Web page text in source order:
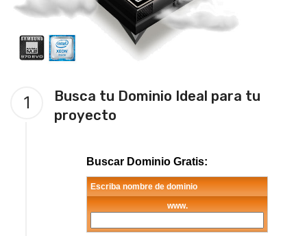
1
Busca tu Dominio Ideal para tu
proyecto
Buscar Dominio Gratis:
Escriba nombre de dominio
www.